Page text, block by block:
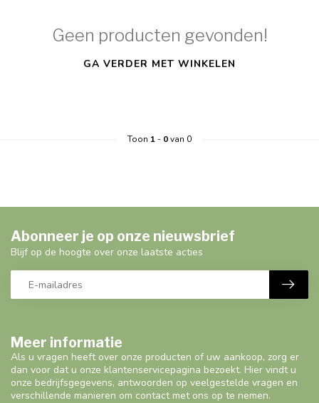
Geen producten gevonden!
GA VERDER MET WINKELEN
Toon 1- 0van 0
Meer informatie
Als u vragen heeft over onze producten of uw aankoop, zorg er
dan voor dat u onze klantenservicepagina bezoekt. Hier vindt u
onze bedrijfsgegevens, antwoorden op veelgestelde vragen en
verschillende manieren om contact met ons op te nemen.
Abonneer je op onze nieuwsbrief
Blijf op de hoogte over onze laatste acties